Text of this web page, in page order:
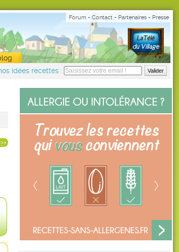
Forum - Contact - Partenaires - Presse
idées recettes :